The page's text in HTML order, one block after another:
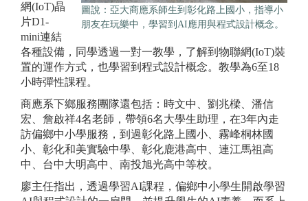
圖說：亞大商應系師生到彰化路上國小，指導小
朋友在玩樂中，學習到AI應用與程式設計概念。
網(IoT)晶
片D1-
mini連結
各種設備，同學透過一對一教學，了解到物聯網(IoT)裝
置的運作方式，也學習到程式設計概念。教學為6至18
小時彈性課程。
商應系下鄉服務團隊還包括：時文中、劉兆樑、潘信
宏、詹啟祥4名老師，帶領6名大學生助理，在3年內走
訪偏鄉中小學服務，到過彰化路上國小、霧峰桐林國
小、彰化和美實驗中學、彰化鹿港高中、連江馬祖高
中、台中大明高中、南投旭光高中等校。
廖主任指出，透過學習AI課程，偏鄉中小學生開啟學習